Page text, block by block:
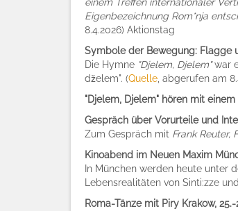
einem Treffen internationaler
Eigenbezeichnung Rom*nja
8.4.2026) Aktionstag
Symbole der Bewegung: Flagge
Die Hymne "Djelem, Djelem"war
dželem". (Quelle, abgerufen am
"Djelem, Djelem" hören mit einem
Gespräch über Vorurteile und
Zum Gespräch mit Frank Reuter,
Kinoabend im Neuen Maxim
In München werden heute unter
Lebensrealitäten von Sinti:zze
Roma-Tänze mit Piry Krakow,